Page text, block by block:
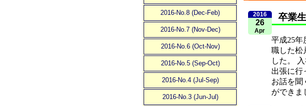
2016-No.8 (Dec-Feb)
2016-No.7 (Nov-Dec)
2016-No.6 (Oct-Nov)
2016-No.5 (Sep-Oct)
2016-No.4 (Jul-Sep)
2016-No.3 (Jun-Jul)
2016
26
Apr
卒業
平成25年
職した松
した。
出張に行
お話を聞
ができま